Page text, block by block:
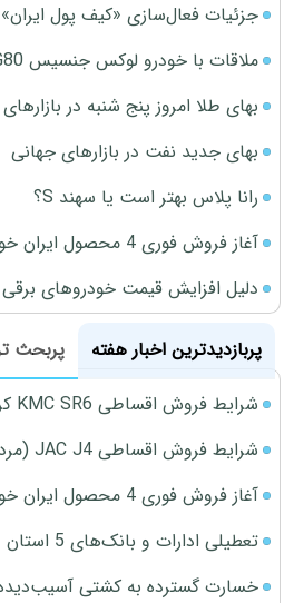
جزئیات فعال‌سازی «کیف پول
ملاقات با خودرو لوکس جنسیس G80 در ایران
بهای طلا امروز پنج شنبه در
بهای جدید نفت در بازارهای جهانی
رانا پلاس بهتر است یا سهند S؟
آغاز فروش فوری 4 محصول ایران خودرو در نمایندگی‌ها
دلیل افزایش قیمت خودروهای برقی
پربازدیدترین اخبار هفته
پربحث
شرایط فروش اقساطی KMC SR6 کرمان موتور اعلام شد
شرایط فروش اقساطی JAC J4 (مرداد 1405)
آغاز فروش فوری 4 محصول ایران خودرو در نمایندگی‌ها
تعطیلی ادارات و بانک‌های 5 استان در روز چهارشنبه
خسارت گسترده به کشتی